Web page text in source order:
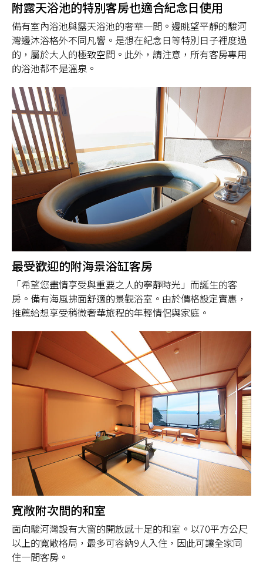
附露天浴池的特別客房也適合紀念日使用
備有室內浴池與露天浴池的奢華一間。邊眺望平靜的駿河
灣邊沐浴格外不同凡響。是想在紀念日等特別日子裡度過
的，屬於大人的極致空間。此外，請注意，所有客房專用
的浴池都不是溫泉。
最受歡迎的附海景浴缸客房
「希望您盡情享受與重要之人的寧靜時光」而誕生的客
房。備有海風拂面舒適的景觀浴室。由於價格設定實惠，
推薦給想享受稍微奢華旅程的年輕情侶與家庭。
寬敞附次間的和室
面向駿河灣設有大窗的開放感十足的和室。以70平方公尺
以上的寬敞格局，最多可容納9人入住，因此可讓全家同
住一間客房。